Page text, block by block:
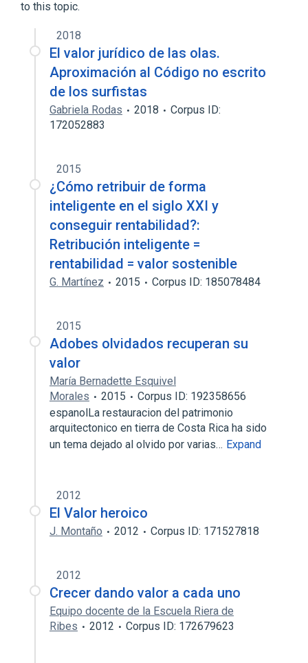
to this topic.
2018
El valor jurídico de las olas.
Aproximación al Código no escrito
de los surfistas
Gabriela Rodas 2018
Corpus ID:
172052883
2015
¿Cómo retribuir de forma
inteligente en el siglo XXI y
conseguir rentabilidad?:
Retribución inteligente =
rentabilidad = valor sostenible
G. Martínez 2015 Corpus ID: 185078484
2015
Adobes olvidados recuperan su
valor
María Bernadette Esquivel
Morales
2015
Corpus ID: 192358656
espanolLa restauracion del patrimonio
arquitectonico en tierra de Costa Rica ha sido
un tema dejado al olvido por varias… Expand
2012
El Valor heroico
J. Montaño 2012 Corpus ID: 171527818
2012
Crecer dando valor a cada uno
Equipo docente de la Escuela Riera de
Ribes
2012 Corpus ID: 172679623